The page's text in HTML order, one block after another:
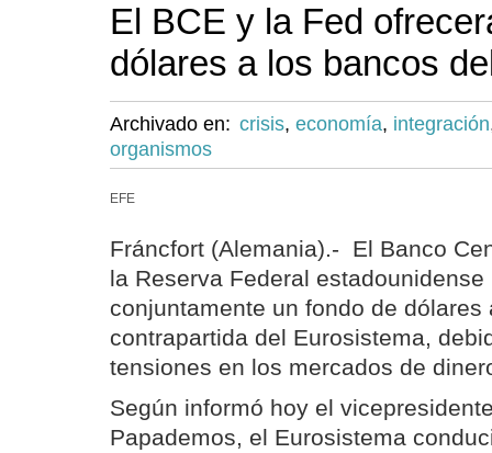
El BCE y la Fed
dólares a los bancos
Archivado en: crisis, economía, integración
organismos
EFE
Fráncfort (Alemania).- El Banco
la Reserva Federal
conjuntamente un fondo de dólares
contrapartida del Eurosistema,
tensiones en los mercados de
Según informó hoy el
Papademos, el Eurosistema